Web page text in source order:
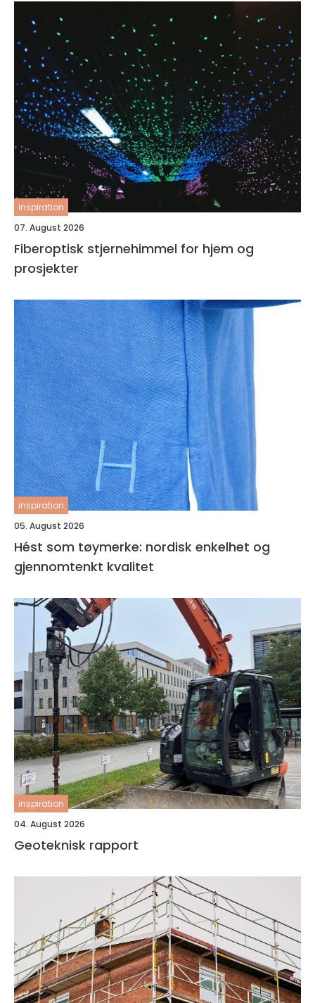
inspiration
07. August 2026
Fiberoptisk stjernehimmel for hjem og
prosjekter
inspiration
05. August 2026
Hést som tøymerke: nordisk enkelhet og
gjennomtenkt kvalitet
inspiration
04. August 2026
Geoteknisk rapport